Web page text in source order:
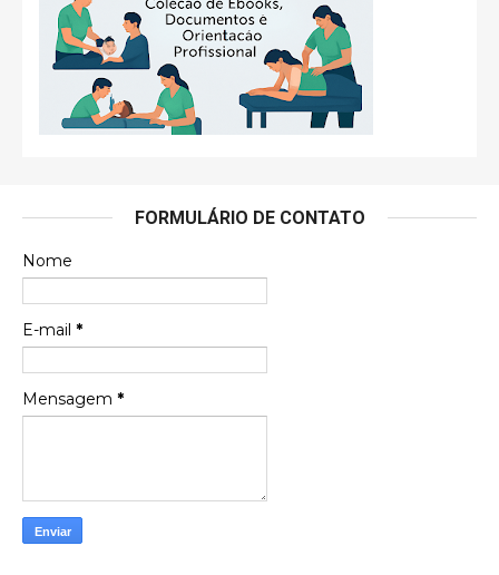
FORMULÁRIO DE CONTATO
Nome
E-mail *
Mensagem *